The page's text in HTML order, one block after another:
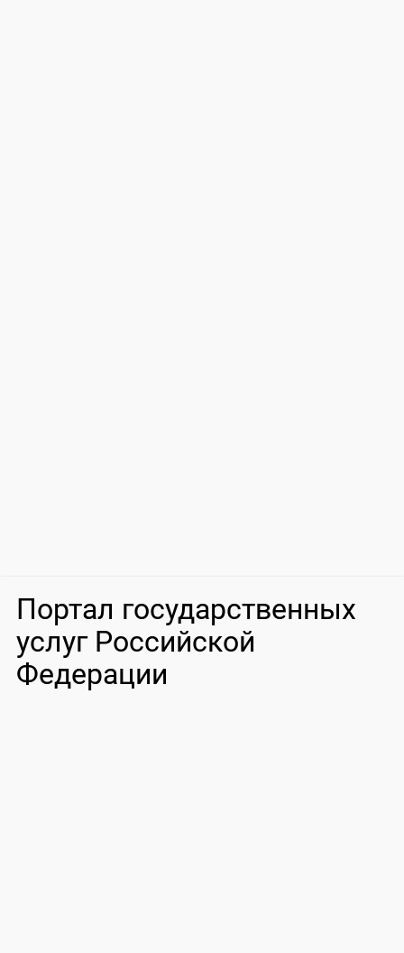
Портал государственных
услуг Российской
Федерации